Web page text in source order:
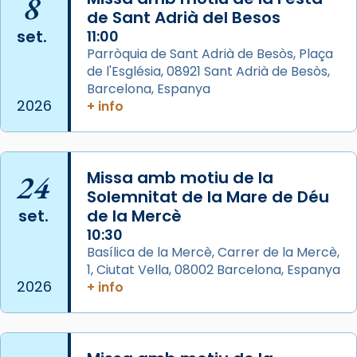
a la “Missa de les Santes” (“Missa de
Glòria”) fou composta el 1848 per Mn.
Manuel Blanch, amb aire d’òpera
italianitzant; s’interpreta per privilegi
pontifici, amb orquestra i cor, i té una
duració aproximada de tres hores. Després,
processó (recuperada el 1972) al voltant
del temple amb les relíquies de les santes.
Des de 1985 hi participa també un grup de
diablesses amb música i ball propis. Festa
gran a Mataró.
«Si vols saber què és calor, ves per les
Santes a Mataró»🥵.
Photo
View on Facebook · Share
set.
2026
de Sant Adrià del Besos
11:00
Parròquia de Sant Adrià de Besòs, Plaça
de l'Església, 08921 Sant Adrià de Besòs,
Barcelona, Espanya
+ info
24
set.
2026
Missa amb motiu de la
Solemnitat de la Mare de Déu
de la Mercè
10:30
Basílica de la Mercè, Carrer de la Mercè,
1, Ciutat Vella, 08002 Barcelona, Espanya
+ info